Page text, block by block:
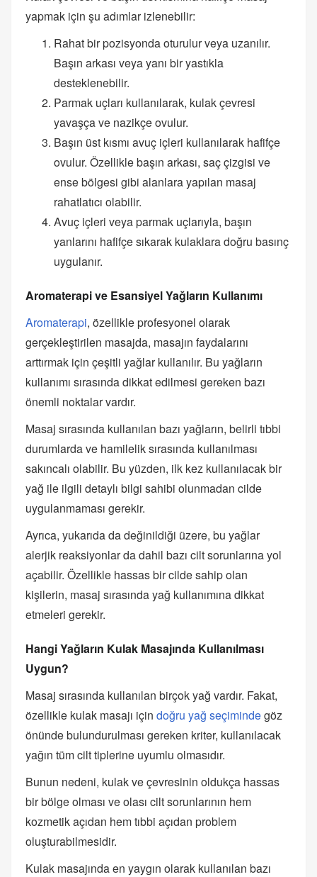
yapmak için şu adımlar izlenebilir:
Rahat bir pozisyonda oturulur veya uzanılır.
Başın arkası veya yanı bir yastıkla
desteklenebilir.
Parmak uçları kullanılarak, kulak çevresi
yavaşça ve nazikçe ovulur.
Başın üst kısmı avuç içleri kullanılarak hafifçe
ovulur. Özellikle başın arkası, saç çizgisi ve
ense bölgesi gibi alanlara yapılan masaj
rahatlatıcı olabilir.
Avuç içleri veya parmak uçlarıyla, başın
yanlarını hafifçe sıkarak kulaklara doğru basınç
uygulanır.
Aromaterapi ve Esansiyel Yağların Kullanımı
Aromaterapi, özellikle profesyonel olarak
gerçekleştirilen masajda, masajın faydalarını
arttırmak için çeşitli yağlar kullanılır. Bu yağların
kullanımı sırasında dikkat edilmesi gereken bazı
önemli noktalar vardır.
Masaj sırasında kullanılan bazı yağların, belirli tıbbi
durumlarda ve hamilelik sırasında kullanılması
sakıncalı olabilir. Bu yüzden, ilk kez kullanılacak bir
yağ ile ilgili detaylı bilgi sahibi olunmadan cilde
uygulanmaması gerekir.
Ayrıca, yukarıda da değinildiği üzere, bu yağlar
alerjik reaksiyonlar da dahil bazı cilt sorunlarına yol
açabilir. Özellikle hassas bir cilde sahip olan
kişilerin, masaj sırasında yağ kullanımına dikkat
etmeleri gerekir.
Hangi Yağların Kulak Masajında Kullanılması
Uygun?
Masaj sırasında kullanılan birçok yağ vardır. Fakat,
özellikle kulak masajı için doğru yağ seçimindegöz
önünde bulundurulması gereken kriter, kullanılacak
yağın tüm cilt tiplerine uyumlu olmasıdır.
Bunun nedeni, kulak ve çevresinin oldukça hassas
bir bölge olması ve olası cilt sorunlarının hem
kozmetik açıdan hem tıbbi açıdan problem
oluşturabilmesidir.
Kulak masajında en yaygın olarak kullanılan bazı